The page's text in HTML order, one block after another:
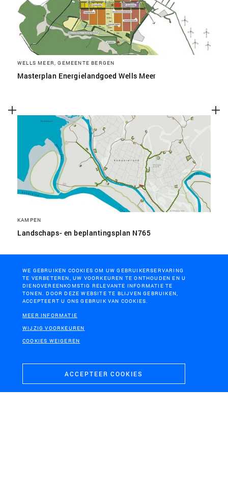
WELLS MEER, GEMEENTE BERGEN
Masterplan Energielandgoed Wells Meer
KAMPEN
Landschaps- en beplantingsplan N765
PROVINCIE NOORD-BRABANT
Brabantse
WE GEBRUIKEN COOKIES OM UW GEBRUIKERSERVARING
TE VERBETEREN, UW VOORKEUREN TE ONTHOUDEN EN U
DIENOVEREENKOMSTIG RELEVANTE INFORMATIE TE
TONEN. DOOR DEZE WEBSITE TE BLIJVEN GEBRUIKEN,
ACCEPTEERT U ONS GEBRUIK VAN COOKIES.
MEER INFORMATIE
WIJZIG VOORKEUREN
COOKIES WEIGEREN
ACCEPTEER COOKIES